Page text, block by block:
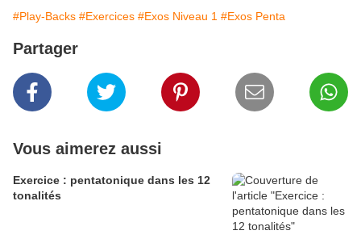
#Play-Backs #Exercices #Exos Niveau 1 #Exos Penta
Partager
Vous aimerez aussi
Exercice : pentatonique dans les 12
tonalités